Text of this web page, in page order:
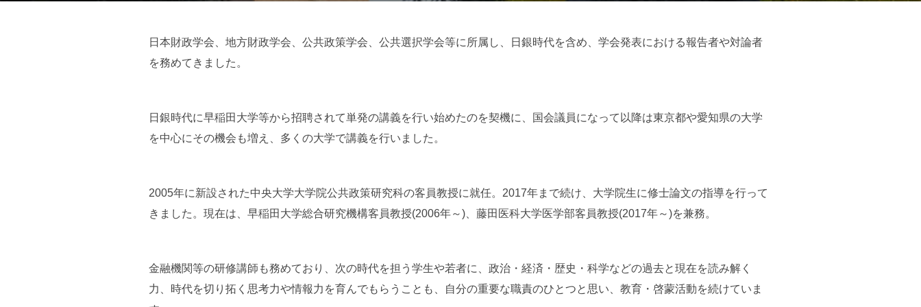
日本財政学会、地方財政学会、公共政策学会、公共選択学会等に所属し、日銀時代を含め、学会発表における報告者や対論者
を務めてきました。
日銀時代に早稲田大学等から招聘されて単発の講義を行い始めたのを契機に、国会議員になって以降は東京都や愛知県の大学
を中心にその機会も増え、多くの大学で講義を行いました。
2005年に新設された中央大学大学院公共政策研究科の客員教授に就任。2017年まで続け、大学院生に修士論文の指導を行って
きました。現在は、早稲田大学総合研究機構客員教授(2006年～)、藤田医科大学医学部客員教授(2017年～)を兼務。
金融機関等の研修講師も務めており、次の時代を担う学生や若者に、政治・経済・歴史・科学などの過去と現在を読み解く
力、時代を切り拓く思考力や情報力を育んでもらうことも、自分の重要な職責のひとつと思い、教育・啓蒙活動を続けていま